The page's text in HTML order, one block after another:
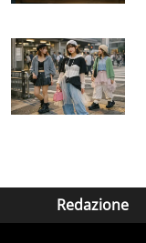
Redazione